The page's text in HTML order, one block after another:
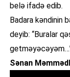
belə ifadə edib.
Badara kəndinin
deyib: “Buralar
Sənan